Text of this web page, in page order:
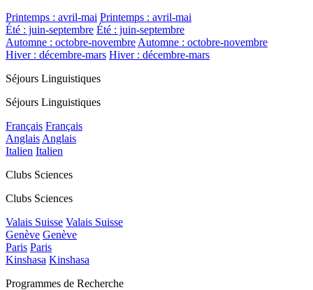
Printemps : avril-mai Printemps : avril-mai
Été : juin-septembre Été : juin-septembre
Automne : octobre-novembre Automne : octobre-novembre
Hiver : décembre-mars Hiver : décembre-mars
Séjours Linguistiques
Séjours Linguistiques
Français Français
Anglais Anglais
Italien Italien
Clubs Sciences
Clubs Sciences
Valais Suisse Valais Suisse
Genève Genève
Paris Paris
Kinshasa Kinshasa
Programmes de Recherche